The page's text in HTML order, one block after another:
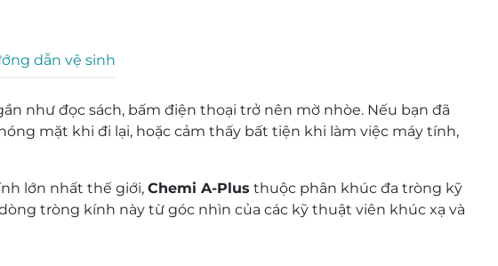
dẫn vệ sinh
như đọc sách, bấm điện thoại trở nên mờ nhòe. Nếu bạn đã
mặt khi đi lại, hoặc cảm thấy bất tiện khi làm việc máy tính,
lớn nhất thế giới, Chemi A-Plus thuộc phân khúc đa tròng kỹ
tròng kính này từ góc nhìn của các kỹ thuật viên khúc xạ và